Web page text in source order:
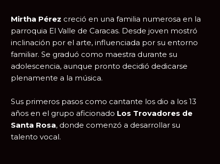
Mirtha Pérez creció en una familia numerosa en la
parroquia El Valle de Caracas. Desde joven mostró
inclinación por el arte, influenciada por su entorno
familiar. Se graduó como maestra durante su
adolescencia, aunque pronto decidió dedicarse
plenamente a la música.
Sus primeros pasos como cantante los dio a los 13
años en el grupo aficionado Los Trovadores de
Santa Rosa, donde comenzó a desarrollar su
talento vocal.